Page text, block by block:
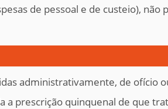
de pessoal e de custeio), não
administrativamente, de ofício
a prescrição quinquenal de que